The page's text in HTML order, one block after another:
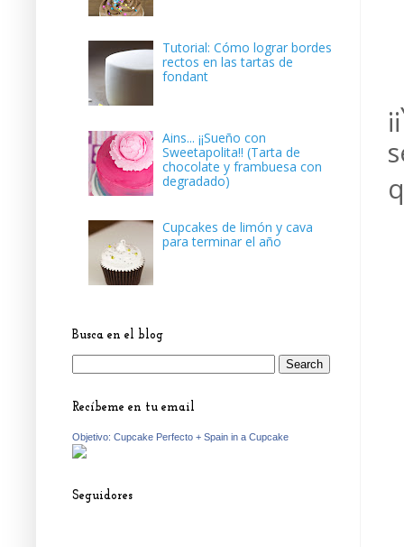
Tutorial: Cómo lograr bordes
rectos en las tartas de
fondant
Ains... ¡¡Sueño con
Sweetapolita!! (Tarta de
chocolate y frambuesa con
degradado)
Cupcakes de limón y cava
para terminar el año
Busca en el blog
Recíbeme en tu email
Objetivo: Cupcake Perfecto + Spain in a Cupcake
Seguidores